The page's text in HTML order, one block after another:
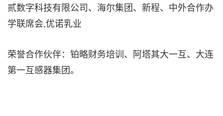
贰数字科技有限公司、海尔集团、新程、中外合作办
学联席会,优诺乳业
荣誉合作伙伴：铂略财务培训、阿塔其大一互、大连
第一互感器集团。